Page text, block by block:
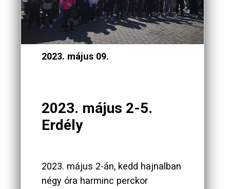
2023. május 09.
2023. május 2-5.
Erdély
2023. május 2-án, kedd hajnalban
négy óra harminc perckor